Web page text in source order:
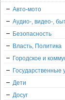
Авто-мото
Аудио-, видео-,
Безопасность
Власть, Политика
Городское и
Государственные
Дети
Досуг